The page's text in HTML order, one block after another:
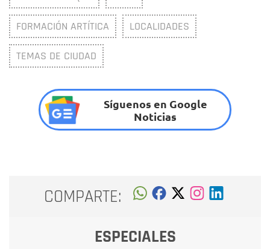
FORMACIÓN ARTÍTICA LOCALIDADES
TEMAS DE CIUDAD
Síguenos en Google
Noticias
COMPARTE:
ESPECIALES